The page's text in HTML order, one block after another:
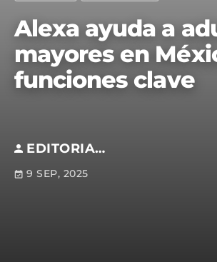
Alexa ayuda a
mayores en
funciones clave
EDITORIAL S.M
9 SEP, 2025